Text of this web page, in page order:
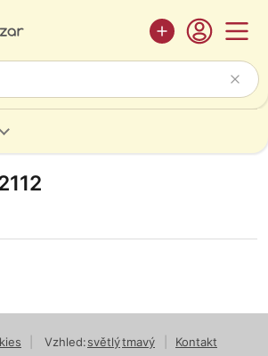
Vzhled:světlýtmavý
Kontakt